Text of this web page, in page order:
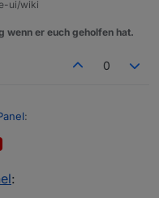
= i;
ui/wiki
wenn er euch geholfen hat.
0
:
:)
da eingebaut und
: